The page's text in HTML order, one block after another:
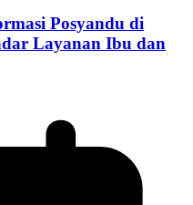
Posyandu di
Layanan Ibu dan